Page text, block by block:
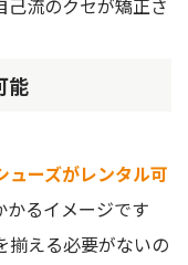
己流のクセが矯正さ
能
ューズがレンタル可
かるイメージです
揃える必要がないの